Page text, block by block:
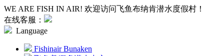
WE ARE FISH IN AIR! 欢迎访问飞鱼布纳肯潜水度假村！
在线客服：
Language
Fishinair Bunaken